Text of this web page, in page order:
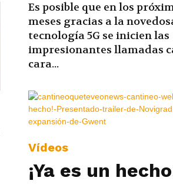
Es posible que en los
meses gracias a la
tecnología 5G se inicien las
impresionantes llamadas
cara...
Vídeos
¡Ya es un